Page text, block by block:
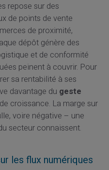
repose sur des
de points de vente
de proximité,
dépôt génère des
et de conformité
peinent à couvrir. Pour
sa rentabilité à ses
davantage du geste
croissance. La marge sur
voire négative – une
secteur connaissent.
les flux numériques